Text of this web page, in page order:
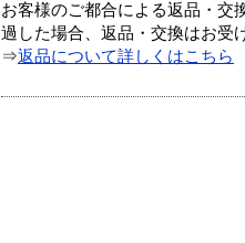
お客様のご都合による返品・交
過した場合、返品・交換はお受
⇒返品について詳しくはこちら